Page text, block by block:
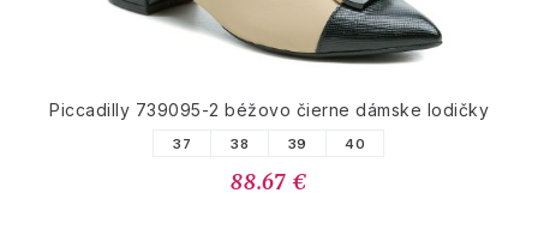
Piccadilly 739095-2 béžovo čierne dámske lodičky
37 38 39 40
88.67 €